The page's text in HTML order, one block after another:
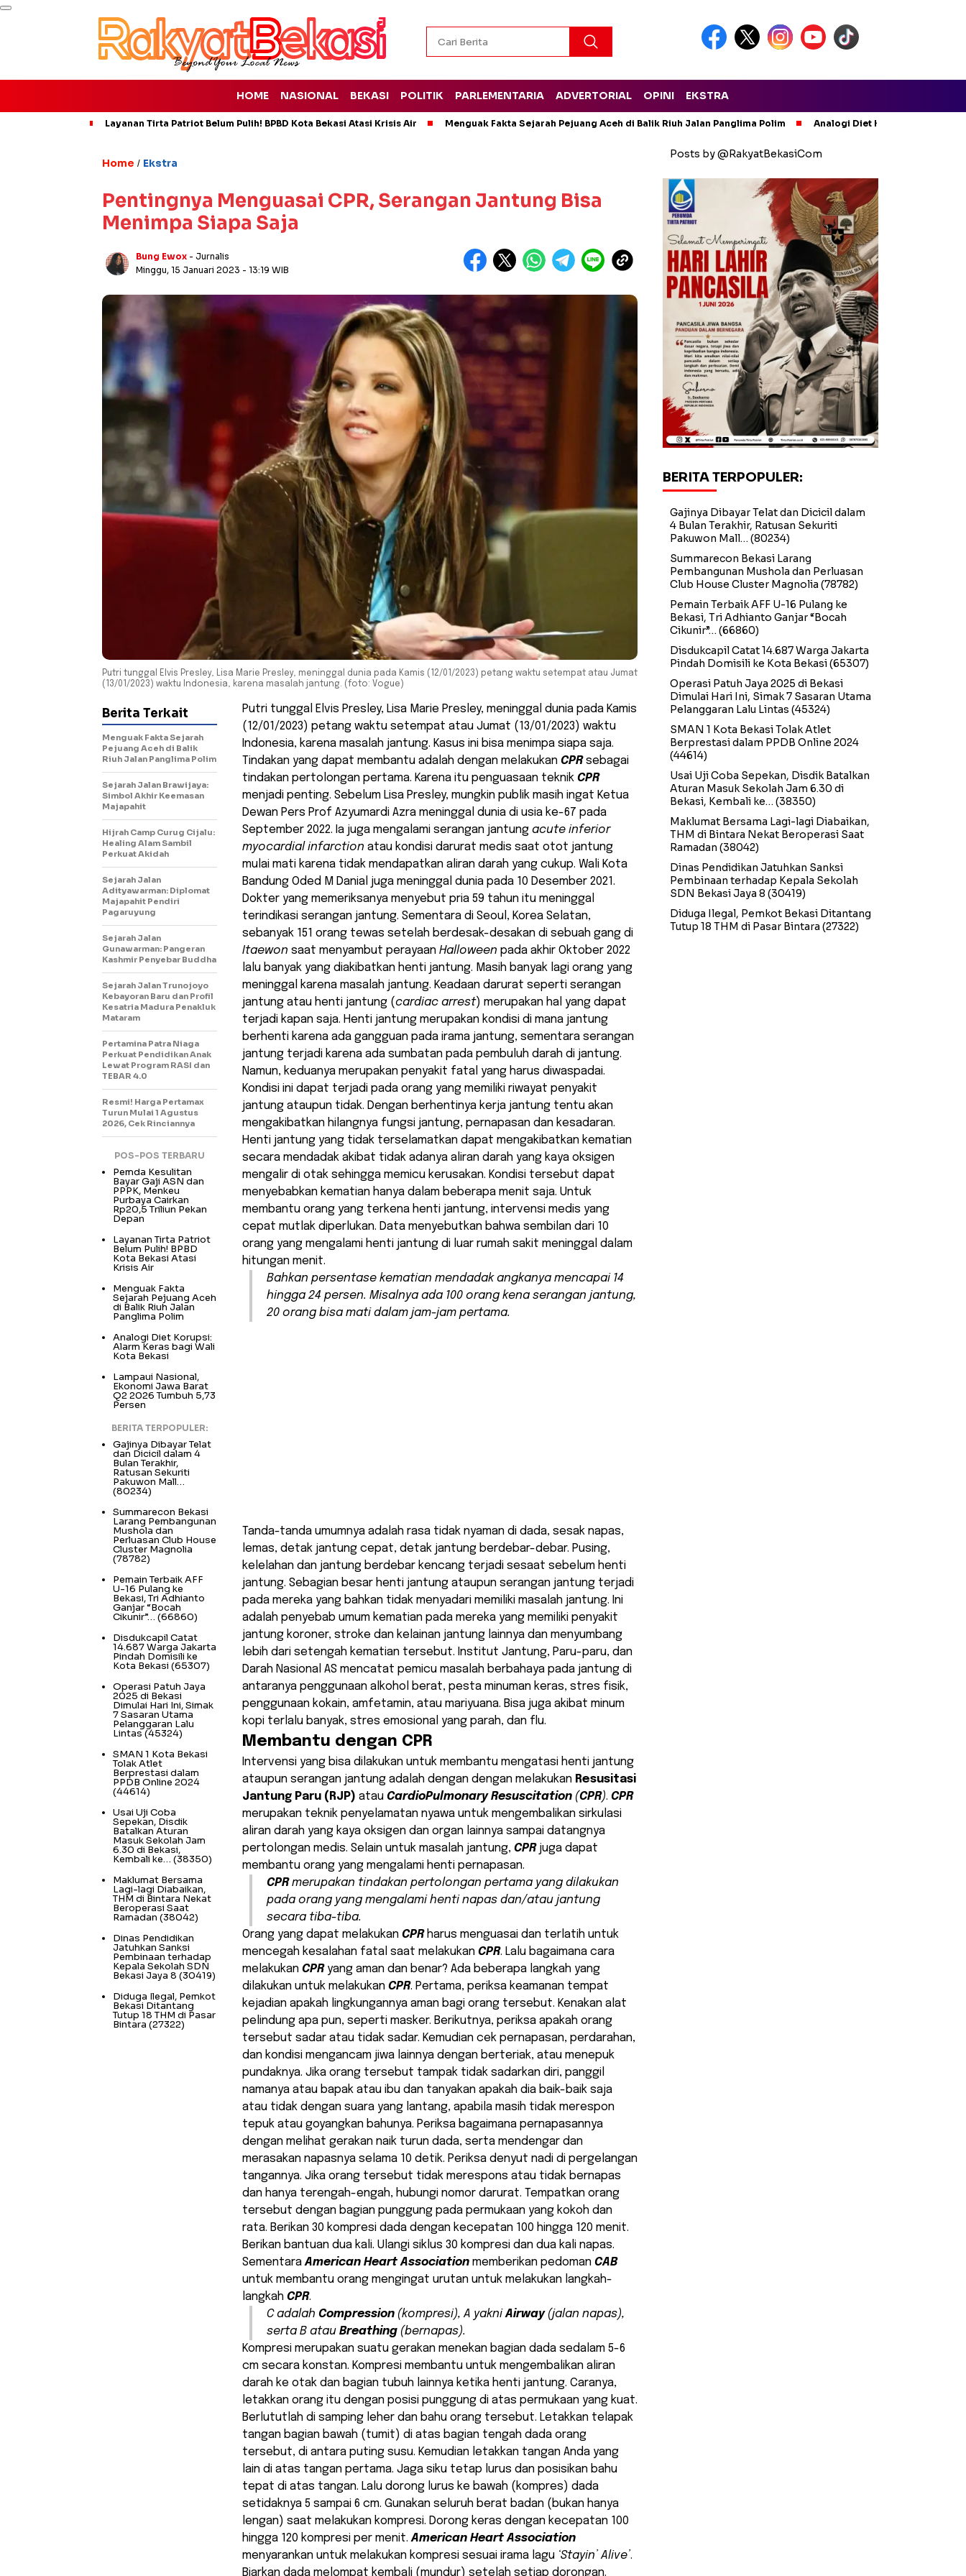
HOME NASIONAL BEKASI POLITIK PARLEMENTARIA ADVERTORIAL OPINI EKSTRA
Layanan Tirta Patriot Belum Pulih! BPBD Kota Bekasi Atasi Krisis Air Menguak Fakta Sejarah Pejuang Aceh di Balik Riuh Jalan Panglima Polim Analogi Diet Korupsi: Alarm
Home / Ekstra
Pentingnya Menguasai CPR, Serangan Jantung Bisa
Menimpa Siapa Saja
Bung Ewox - Jurnalis
Minggu, 15 Januari 2023 - 13:19 WIB
Putri tunggal Elvis Presley, Lisa Marie Presley, meninggal dunia pada Kamis (12/01/2023) petang waktu setempat atau Jumat
(13/01/2023) waktu Indonesia, karena masalah jantung. (foto: Vogue)
Putri tunggal Elvis Presley, Lisa Marie Presley, meninggal dunia pada Kamis
(12/01/2023) petang waktu setempat atau Jumat (13/01/2023) waktu
Indonesia, karena masalah jantung. Kasus ini bisa menimpa siapa saja.
Tindakan yang dapat membantu adalah dengan melakukan CPRsebagai
tindakan pertolongan pertama. Karena itu penguasaan teknik CPR
menjadi penting. Sebelum Lisa Presley, mungkin publik masih ingat Ketua
Dewan Pers Prof Azyumardi Azra meninggal dunia di usia ke-67 pada
September 2022. Ia juga mengalami serangan jantung acute inferior
myocardial infarction atau kondisi darurat medis saat otot jantung
mulai mati karena tidak mendapatkan aliran darah yang cukup. Wali Kota
Bandung Oded M Danial juga meninggal dunia pada 10 Desember 2021.
Dokter yang memeriksanya menyebut pria 59 tahun itu meninggal
terindikasi serangan jantung. Sementara di Seoul, Korea Selatan,
sebanyak 151 orang tewas setelah berdesak-desakan di sebuah gang di
Itaewon saat menyambut perayaan Halloween pada akhir Oktober 2022
lalu banyak yang diakibatkan henti jantung. Masih banyak lagi orang yang
meninggal karena masalah jantung. Keadaan darurat seperti serangan
jantung atau henti jantung (cardiac arrest) merupakan hal yang dapat
terjadi kapan saja. Henti jantung merupakan kondisi di mana jantung
berhenti karena ada gangguan pada irama jantung, sementara serangan
jantung terjadi karena ada sumbatan pada pembuluh darah di jantung.
Namun, keduanya merupakan penyakit fatal yang harus diwaspadai.
Kondisi ini dapat terjadi pada orang yang memiliki riwayat penyakit
jantung ataupun tidak. Dengan berhentinya kerja jantung tentu akan
mengakibatkan hilangnya fungsi jantung, pernapasan dan kesadaran.
Henti jantung yang tidak terselamatkan dapat mengakibatkan kematian
secara mendadak akibat tidak adanya aliran darah yang kaya oksigen
mengalir di otak sehingga memicu kerusakan. Kondisi tersebut dapat
menyebabkan kematian hanya dalam beberapa menit saja. Untuk
membantu orang yang terkena henti jantung, intervensi medis yang
cepat mutlak diperlukan. Data menyebutkan bahwa sembilan dari 10
orang yang mengalami henti jantung di luar rumah sakit meninggal dalam
hitungan menit.
Bahkan persentase kematian mendadak angkanya mencapai 14
hingga 24 persen. Misalnya ada 100 orang kena serangan jantung,
20 orang bisa mati dalam jam-jam pertama.
Tanda-tanda umumnya adalah rasa tidak nyaman di dada, sesak napas,
lemas, detak jantung cepat, detak jantung berdebar-debar. Pusing,
kelelahan dan jantung berdebar kencang terjadi sesaat sebelum henti
jantung. Sebagian besar henti jantung ataupun serangan jantung terjadi
pada mereka yang bahkan tidak menyadari memiliki masalah jantung. Ini
adalah penyebab umum kematian pada mereka yang memiliki penyakit
jantung koroner, stroke dan kelainan jantung lainnya dan menyumbang
lebih dari setengah kematian tersebut. Institut Jantung, Paru-paru, dan
Darah Nasional AS mencatat pemicu masalah berbahaya pada jantung di
antaranya penggunaan alkohol berat, pesta minuman keras, stres fisik,
penggunaan kokain, amfetamin, atau mariyuana. Bisa juga akibat minum
kopi terlalu banyak, stres emosional yang parah, dan flu.
Membantu dengan CPR
Intervensi yang bisa dilakukan untuk membantu mengatasi henti jantung
ataupun serangan jantung adalah dengan dengan melakukan Resusitasi
Jantung Paru (RJP) atau CardioPulmonary Resuscitation (CPR). CPR
merupakan teknik penyelamatan nyawa untuk mengembalikan sirkulasi
aliran darah yang kaya oksigen dan organ lainnya sampai datangnya
pertolongan medis. Selain untuk masalah jantung, CPRjuga dapat
membantu orang yang mengalami henti pernapasan.
CPRmerupakan tindakan pertolongan pertama yang dilakukan
pada orang yang mengalami henti napas dan/atau jantung
secara tiba-tiba.
Orang yang dapat melakukan CPR harus menguasai dan terlatih untuk
mencegah kesalahan fatal saat melakukan CPR. Lalu bagaimana cara
melakukan CPR yang aman dan benar? Ada beberapa langkah yang
dilakukan untuk melakukan CPR. Pertama, periksa keamanan tempat
kejadian apakah lingkungannya aman bagi orang tersebut. Kenakan alat
pelindung apa pun, seperti masker. Berikutnya, periksa apakah orang
tersebut sadar atau tidak sadar. Kemudian cek pernapasan, perdarahan,
dan kondisi mengancam jiwa lainnya dengan berteriak, atau menepuk
pundaknya. Jika orang tersebut tampak tidak sadarkan diri, panggil
namanya atau bapak atau ibu dan tanyakan apakah dia baik-baik saja
atau tidak dengan suara yang lantang, apabila masih tidak merespon
tepuk atau goyangkan bahunya. Periksa bagaimana pernapasannya
dengan melihat gerakan naik turun dada, serta mendengar dan
merasakan napasnya selama 10 detik. Periksa denyut nadi di pergelangan
tangannya. Jika orang tersebut tidak merespons atau tidak bernapas
dan hanya terengah-engah, hubungi nomor darurat. Tempatkan orang
tersebut dengan bagian punggung pada permukaan yang kokoh dan
rata. Berikan 30 kompresi dada dengan kecepatan 100 hingga 120 menit.
Berikan bantuan dua kali. Ulangi siklus 30 kompresi dan dua kali napas.
SementaraAmerican Heart Association memberikan pedoman CAB
untuk membantu orang mengingat urutan untuk melakukan langkah-
langkah CPR.
C adalah Compression (kompresi), A yakniAirway(jalan napas),
serta B atau Breathing (bernapas).
Kompresi merupakan suatu gerakan menekan bagian dada sedalam 5-6
cm secara konstan. Kompresi membantu untuk mengembalikan aliran
darah ke otak dan bagian tubuh lainnya ketika henti jantung. Caranya,
letakkan orang itu dengan posisi punggung di atas permukaan yang kuat.
Berlututlah di samping leher dan bahu orang tersebut. Letakkan telapak
tangan bagian bawah (tumit) di atas bagian tengah dada orang
tersebut, di antara puting susu. Kemudian letakkan tangan Anda yang
lain di atas tangan pertama. Jaga siku tetap lurus dan posisikan bahu
tepat di atas tangan. Lalu dorong lurus ke bawah (kompres) dada
setidaknya 5 sampai 6 cm. Gunakan seluruh berat badan (bukan hanya
lengan) saat melakukan kompresi. Dorong keras dengan kecepatan 100
hingga 120 kompresi per menit.American Heart Association
menyarankan untuk melakukan kompresi sesuai irama lagu ‘Stayin’ Alive’.
Biarkan dada melompat kembali (mundur) setelah setiap dorongan.
Berita Terkait
Menguak Fakta Sejarah
Pejuang Aceh di Balik
Riuh Jalan Panglima Polim
Sejarah Jalan Brawijaya:
Simbol Akhir Keemasan
Majapahit
Hijrah Camp Curug Cijalu:
Healing Alam Sambil
Perkuat Akidah
Sejarah Jalan
Adityawarman: Diplomat
Majapahit Pendiri
Pagaruyung
Sejarah Jalan
Gunawarman: Pangeran
Kashmir Penyebar Buddha
Sejarah Jalan Trunojoyo
Kebayoran Baru dan Profil
Kesatria Madura Penakluk
Mataram
Pertamina Patra Niaga
Perkuat Pendidikan Anak
Lewat Program RASI dan
TEBAR 4.0
Resmi! Harga Pertamax
Turun Mulai 1 Agustus
2026, Cek Rinciannya
POS-POS TERBARU
Pemda Kesulitan
Bayar Gaji ASN dan
PPPK, Menkeu
Purbaya Cairkan
Rp20,5 Triliun Pekan
Depan
Layanan Tirta Patriot
Belum Pulih! BPBD
Kota Bekasi Atasi
Krisis Air
Menguak Fakta
Sejarah Pejuang Aceh
di Balik Riuh Jalan
Panglima Polim
Analogi Diet Korupsi:
Alarm Keras bagi Wali
Kota Bekasi
Lampaui Nasional,
Ekonomi Jawa Barat
Q2 2026 Tumbuh 5,73
Persen
BERITA TERPOPULER:
Gajinya Dibayar Telat
dan Dicicil dalam 4
Bulan Terakhir,
Ratusan Sekuriti
Pakuwon Mall…
(80234)
Summarecon Bekasi
Larang Pembangunan
Mushola dan
Perluasan Club House
Cluster Magnolia
(78782)
Pemain Terbaik AFF
U-16 Pulang ke
Bekasi, Tri Adhianto
Ganjar “Bocah
Cikunir”… (66860)
Disdukcapil Catat
14.687 Warga Jakarta
Pindah Domisili ke
Kota Bekasi (65307)
Operasi Patuh Jaya
2025 di Bekasi
Dimulai Hari Ini, Simak
7 Sasaran Utama
Pelanggaran Lalu
Lintas(45324)
SMAN 1 Kota Bekasi
Tolak Atlet
Berprestasi dalam
PPDB Online 2024
(44614)
Usai Uji Coba
Sepekan, Disdik
Batalkan Aturan
Masuk Sekolah Jam
6.30 di Bekasi,
Kembali ke… (38350)
Maklumat Bersama
Lagi-lagi Diabaikan,
THM di Bintara Nekat
Beroperasi Saat
Ramadan (38042)
Dinas Pendidikan
Jatuhkan Sanksi
Pembinaan terhadap
Kepala Sekolah SDN
Bekasi Jaya 8 (30419)
Diduga Ilegal, Pemkot
Bekasi Ditantang
Tutup 18 THM di Pasar
Bintara (27322)
Posts by @RakyatBekasiCom
BERITA TERPOPULER:
Gajinya Dibayar Telat dan Dicicil dalam
4 Bulan Terakhir, Ratusan Sekuriti
Pakuwon Mall… (80234)
Summarecon Bekasi Larang
Pembangunan Mushola dan Perluasan
Club House Cluster Magnolia (78782)
Pemain Terbaik AFF U-16 Pulang ke
Bekasi, Tri Adhianto Ganjar “Bocah
Cikunir”… (66860)
Disdukcapil Catat 14.687 Warga Jakarta
Pindah Domisili ke Kota Bekasi(65307)
Operasi Patuh Jaya 2025 di Bekasi
Dimulai Hari Ini, Simak 7 Sasaran Utama
Pelanggaran Lalu Lintas (45324)
SMAN 1 Kota Bekasi Tolak Atlet
Berprestasi dalam PPDB Online 2024
(44614)
Usai Uji Coba Sepekan, Disdik Batalkan
Aturan Masuk Sekolah Jam 6.30 di
Bekasi, Kembali ke… (38350)
Maklumat Bersama Lagi-lagi Diabaikan,
THM di Bintara Nekat Beroperasi Saat
Ramadan (38042)
Dinas Pendidikan Jatuhkan Sanksi
Pembinaan terhadap Kepala Sekolah
SDN Bekasi Jaya 8 (30419)
Diduga Ilegal, Pemkot Bekasi Ditantang
Tutup 18 THM di Pasar Bintara (27322)